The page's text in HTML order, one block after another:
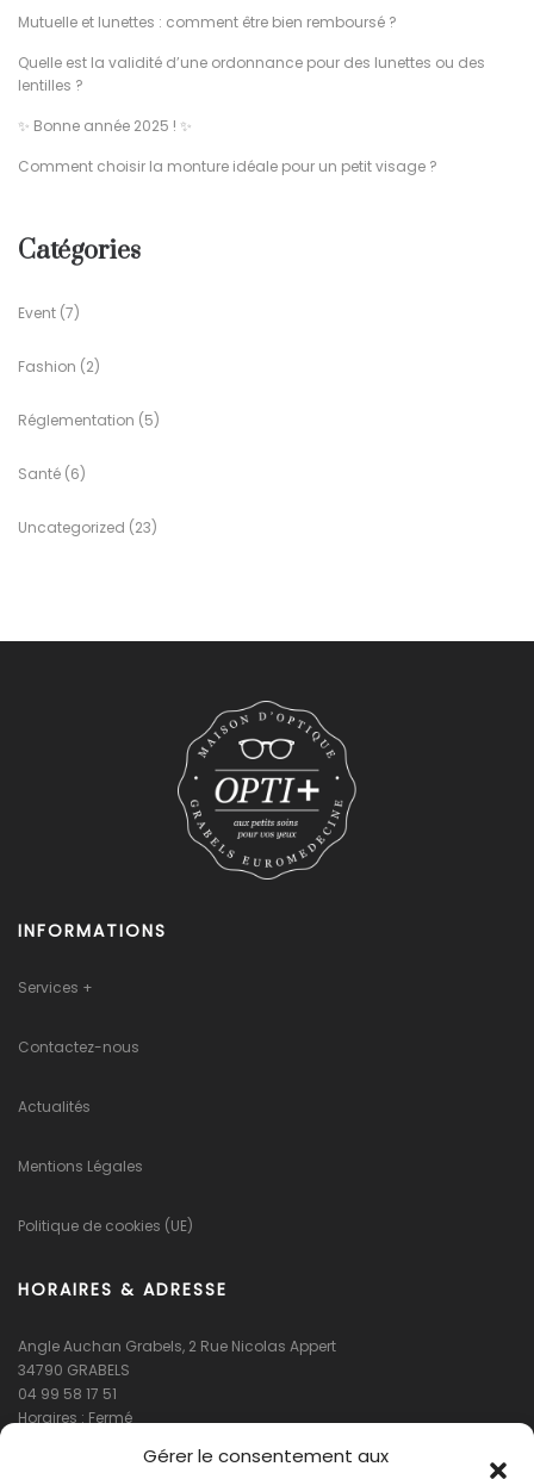
Gérer le consentement aux
Mutuelle et lunettes : comment être bien remboursé ?
Quelle est la validité d’une ordonnance pour des lunettes ou des
lentilles ?
✨ Bonne année 2025 ! ✨
Comment choisir la monture idéale pour un petit visage ?
Catégories
Event (7)
Fashion (2)
Réglementation (5)
Santé (6)
Uncategorized (23)
INFORMATIONS
Services +
Contactez-nous
Actualités
Mentions Légales
Politique de cookies (UE)
HORAIRES & ADRESSE
Angle Auchan Grabels, 2 Rue Nicolas Appert
34790 GRABELS
04 99 58 17 51
Horaires : Fermé